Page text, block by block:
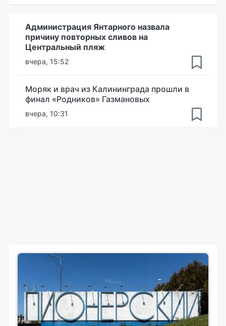
Администрация Янтарного назвала
причину повторных сливов на
Центральный пляж
вчера, 15:52
Моряк и врач из Калининграда прошли в
финал «Родников» Газмановых
вчера, 10:31